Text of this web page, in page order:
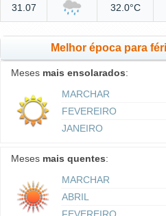
31.07 32.0°C
Melhor época para
Meses mais ensolarados:
MARCHAR
FEVEREIRO
JANEIRO
Meses mais quentes:
MARCHAR
ABRIL